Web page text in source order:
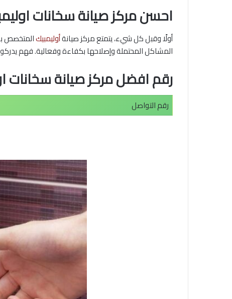
احسن مركز صيانة سخانات
أولًا وقبل كل شيء، يتمتع مركز صيانةأوليمبيكالمتخصص
المشاكل المحتملة وإصلاحها بكفاءة وفعالية. فهم
رقم افضل مركز صيانة سخانات
رقم التواصل